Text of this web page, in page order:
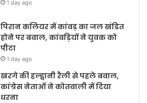
1 day ago
पिरान कलियर में कांवड़ का जल खंडित
होने पर बवाल, कांवड़ियों ने युवक को
पीटा
1 day ago
खरगे की हल्द्वानी रैली से पहले बवाल,
कांग्रेस नेताओं ने कोतवाली में दिया
धरना